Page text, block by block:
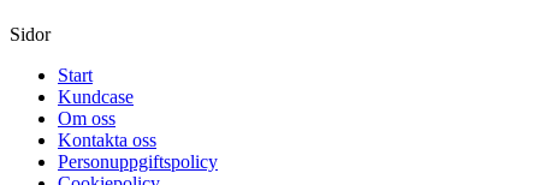
Sidor
Start
Kundcase
Om oss
Kontakta oss
Personuppgiftspolicy